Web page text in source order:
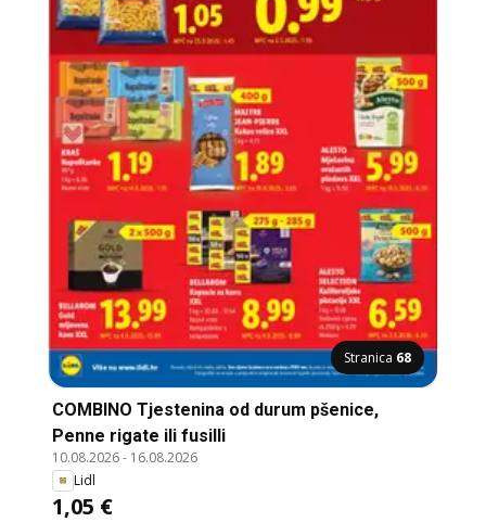
Stranica 68
COMBINO Tjestenina od durum pšenice,
Penne rigate ili fusilli
10.08.2026- 16.08.2026
Lidl
1,05 €